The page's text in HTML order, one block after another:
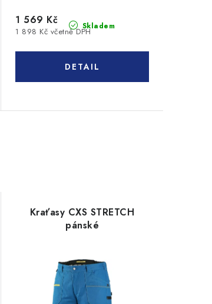
Skladem
1 898 Kč včetně DPH
1 569 Kč
Kraťasy CXS STRETCH
pánské